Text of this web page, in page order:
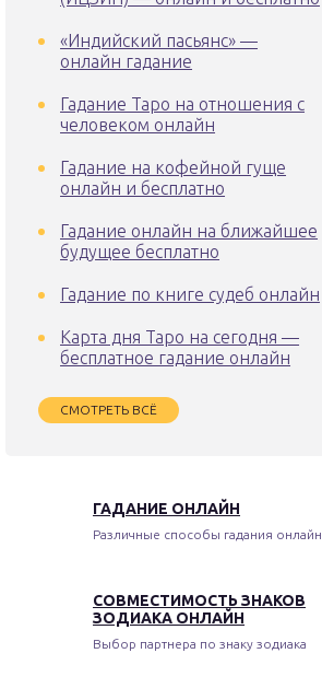
«Индийский пасьянс» —
онлайн гадание
Гадание Таро на отношения с
человеком онлайн
Гадание на кофейной гуще
онлайн и бесплатно
Гадание онлайн на ближайшее
будущее бесплатно
Гадание по книге судеб онлайн
Карта дня Таро на сегодня —
бесплатное гадание онлайн
СМОТРЕТЬ ВСЁ
ГАДАНИЕ ОНЛАЙН
Различные способы гадания онлайн
СОВМЕСТИМОСТЬ ЗНАКОВ
ЗОДИАКА ОНЛАЙН
Выбор партнера по знаку зодиака